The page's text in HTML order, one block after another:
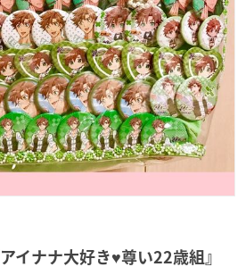
イナナ大好き♥尊い22歳組』